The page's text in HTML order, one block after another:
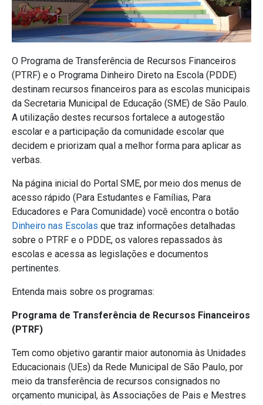
O Programa de Transferência de Recursos Financeiros
(PTRF) e o Programa Dinheiro Direto na Escola (PDDE)
destinam recursos financeiros para as escolas municipais
da Secretaria Municipal de Educação (SME) de São Paulo.
A utilização destes recursos fortalece a autogestão
escolar e a participação da comunidade escolar que
decidem e priorizam qual a melhor forma para aplicar as
verbas.
Na página inicial do Portal SME, por meio dos menus de
acesso rápido (Para Estudantes e Famílias, Para
Educadores e Para Comunidade) você encontra o botão
Dinheiro nas Escolas que traz informações detalhadas
sobre o PTRF e o PDDE, os valores repassados às
escolas e acessa as legislações e documentos
pertinentes.
Entenda mais sobre os programas:
Programa de Transferência de Recursos Financeiros
(PTRF)
Tem como objetivo garantir maior autonomia às Unidades
Educacionais (UEs) da Rede Municipal de São Paulo, por
meio da transferência de recursos consignados no
orçamento municipal, às Associações de Pais e Mestres